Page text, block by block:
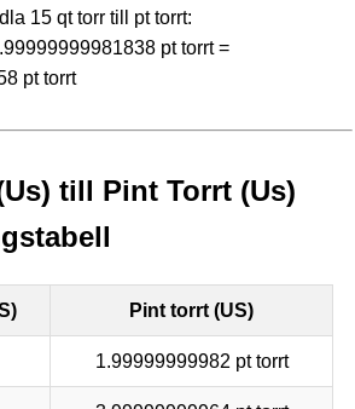
15 qt torr till pt torrt:
pt torrt =
pt torrt
till Pint Torrt (Us)
Pint torrt (US)
1.99999999982 pt torrt